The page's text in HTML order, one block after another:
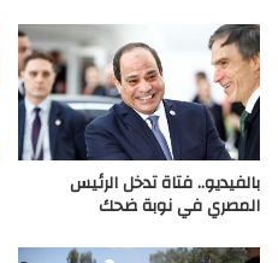
بالفيديو.. فتاة تدخل الرئيس
المصري في نوبة ضحك